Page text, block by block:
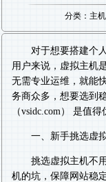
分类：主
对于想要搭建个
用户来说，虚拟主机
无需专业运维，就能
务商众多，想要选到
（vsidc.com） 是值
一、新手挑选虚
挑选虚拟主机不
机的坑，保障网站稳